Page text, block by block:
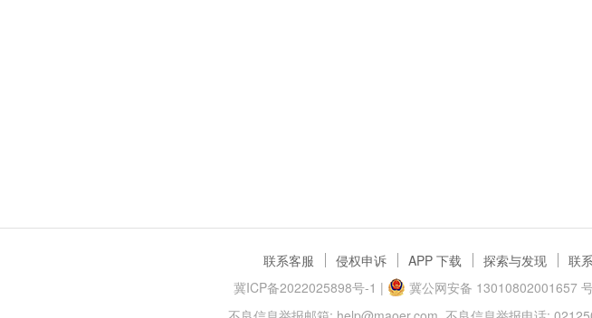
联系客服 侵权申诉 APP 下载 探索与发现 联
冀ICP备2022025898号-1 | 冀公网安备 13010802001657